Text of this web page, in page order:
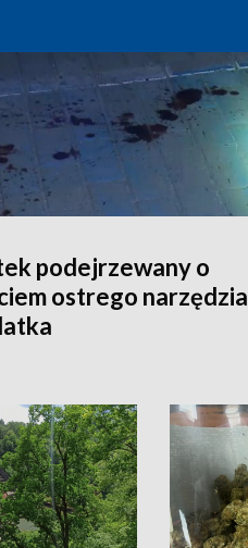
podejrzewany o
ostrego narzędzia